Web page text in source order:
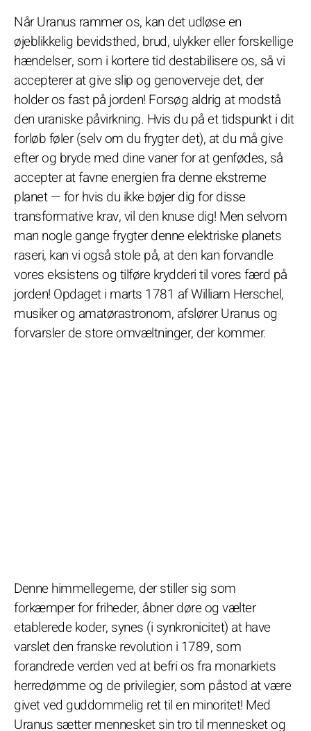
Når Uranus rammer os, kan det udløse en
øjeblikkelig bevidsthed, brud, ulykker eller forskellige
hændelser, som i kortere tid destabilisere os, så vi
accepterer at give slip og genoverveje det, der
holder os fast på jorden! Forsøg aldrig at modstå
den uraniske påvirkning. Hvis du på et tidspunkt i dit
forløb føler (selv om du frygter det), at du må give
efter og bryde med dine vaner for at genfødes, så
accepter at favne energien fra denne ekstreme
planet — for hvis du ikke bøjer dig for disse
transformative krav, vil den knuse dig! Men selvom
man nogle gange frygter denne elektriske planets
raseri, kan vi også stole på, at den kan forvandle
vores eksistens og tilføre krydderi til vores færd på
jorden! Opdaget i marts 1781 af William Herschel,
musiker og amatørastronom, afslører Uranus og
forvarsler de store omvæltninger, der kommer.
Denne himmellegeme, der stiller sig som
forkæmper for friheder, åbner døre og vælter
etablerede koder, synes (i synkronicitet) at have
varslet den franske revolution i 1789, som
forandrede verden ved at befri os fra monarkiets
herredømme og de privilegier, som påstod at være
givet ved guddommelig ret til en minoritet! Med
Uranus sætter mennesket sin tro til mennesket og